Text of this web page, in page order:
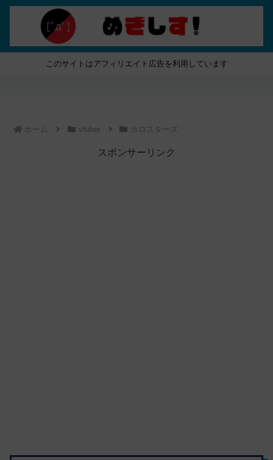
このサイトはアフィリエイト広告を利用しています
ホーム vtuber ホロスターズ
スポンサーリンク